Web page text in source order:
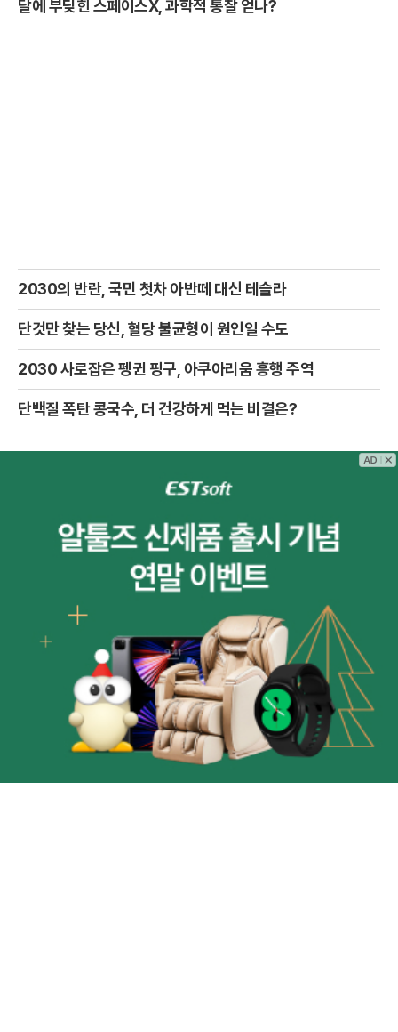
달에 부딪힌 스페이스X, 과학적 통찰 얻나?
2030의 반란, 국민 첫차 아반떼 대신 테슬라
단것만 찾는 당신, 혈당 불균형이 원인일 수도
2030 사로잡은 펭귄 핑구, 아쿠아리움 흥행 주역
단백질 폭탄 콩국수, 더 건강하게 먹는 비결은?